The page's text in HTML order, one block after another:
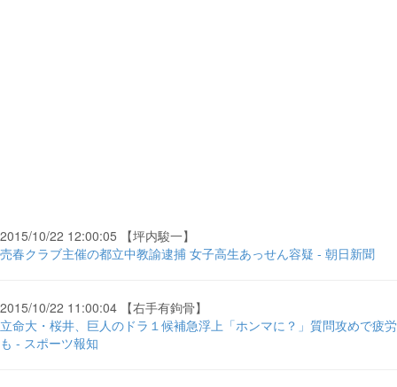
2015/10/22 12:00:05 【坪内駿一】
売春クラブ主催の都立中教諭逮捕 女子高生あっせん容疑 - 朝日新聞
2015/10/22 11:00:04 【右手有鉤骨】
立命大・桜井、巨人のドラ１候補急浮上「ホンマに？」質問攻めで疲労
も - スポーツ報知